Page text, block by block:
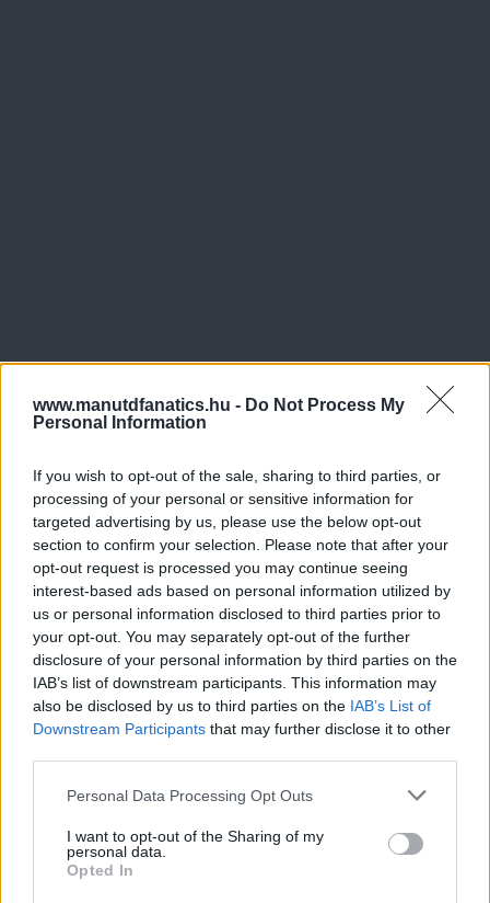
www.manutdfanatics.hu - Do Not Process My
Personal Information
If you wish to opt-out of the sale, sharing to third parties, or
processing of your personal or sensitive information for
targeted advertising by us, please use the below opt-out
section to confirm your selection. Please note that after your
opt-out request is processed you may continue seeing
interest-based ads based on personal information utilized by
us or personal information disclosed to third parties prior to
your opt-out. You may separately opt-out of the further
disclosure of your personal information by third parties on the
IAB’s list of downstream participants. This information may
also be disclosed by us to third parties on the IAB’s List of
Downstream Participants that may further disclose it to other
Please note that this website/app uses one or more Google
not limited to your visit or usage behaviour. You may click to
grant or deny consent to Google and its third-party tags to
use your data for below specified purposes in below Google
Personal Data Processing Opt Outs
I want to opt-out of the Sharing of my
personal data.
Opted In
Meccs Center
Paris Saint-Germain